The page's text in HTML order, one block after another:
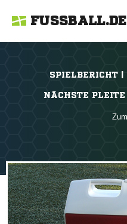
FUSSBALL.DE
SPIELBERICHT
NÄCHSTE